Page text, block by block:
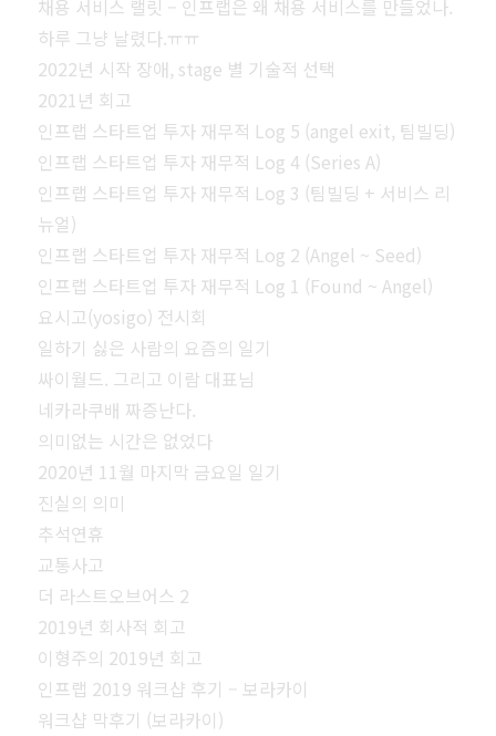
채용 서비스 랠릿 – 인프랩은 왜 채용 서비스를 만들었나.
하루 그냥 날렸다.ㅠㅠ
2022년 시작 장애, stage 별 기술적 선택
2021년 회고
인프랩 스타트업 투자 재무적 Log 5 (angel exit, 팀빌딩)
인프랩 스타트업 투자 재무적 Log 4 (Series A)
인프랩 스타트업 투자 재무적 Log 3 (팀빌딩 + 서비스 리
뉴얼)
인프랩 스타트업 투자 재무적 Log 2 (Angel ~ Seed)
인프랩 스타트업 투자 재무적 Log 1 (Found ~ Angel)
요시고(yosigo) 전시회
일하기 싫은 사람의 요즘의 일기
싸이월드. 그리고 이람 대표님
네카라쿠배 짜증난다.
의미없는 시간은 없었다
2020년 11월 마지막 금요일 일기
진실의 의미
추석연휴
교통사고
더 라스트오브어스 2
2019년 회사적 회고
이형주의 2019년 회고
인프랩 2019 워크샵 후기 – 보라카이
워크샵 막후기 (보라카이)